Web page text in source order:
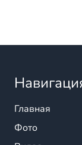
Главная
Фото